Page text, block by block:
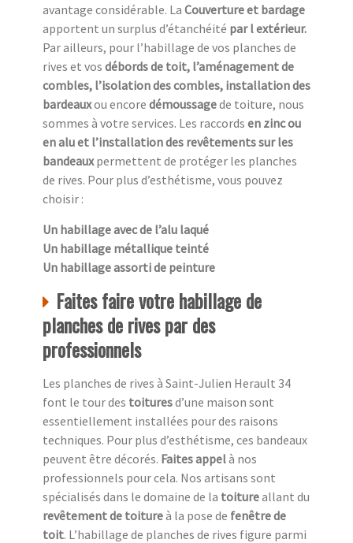
avantage considérable. La Couverture et bardage
apportent un surplus d’étanchéité par l extérieur.
Par ailleurs, pour l’habillage de vos planches de
rives et vos débords de toit, l’aménagement de
combles, l’isolation des combles, installation des
bardeauxou encore démoussagede toiture, nous
sommes à votre services. Les raccords en zinc ou
en alu et l’installation des revêtements sur les
bandeauxpermettent de protéger les planches
de rives. Pour plus d’esthétisme, vous pouvez
choisir :
Un habillage avec de l’alu laqué
Un habillage métallique teinté
Un habillage assorti de peinture
Faites faire votre habillage de
planches de rives par des
professionnels
Les planches de rives à Saint-Julien Herault 34
font le tour des toituresd’une maison sont
essentiellement installées pour des raisons
techniques. Pour plus d’esthétisme, ces bandeaux
peuvent être décorés. Faites appelà nos
professionnels pour cela. Nos artisans sont
spécialisés dans le domaine de la toitureallant du
revêtement de toitureà la pose de fenêtre de
toit. L’habillage de planches de rives figure parmi